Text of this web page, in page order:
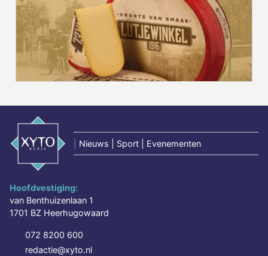
Nieuws | Sport | Evenementen
Hoofdvestiging:
van Benthuizenlaan 1
1701 BZ Heerhugowaard
072 8200 600
redactie@xyto.nl